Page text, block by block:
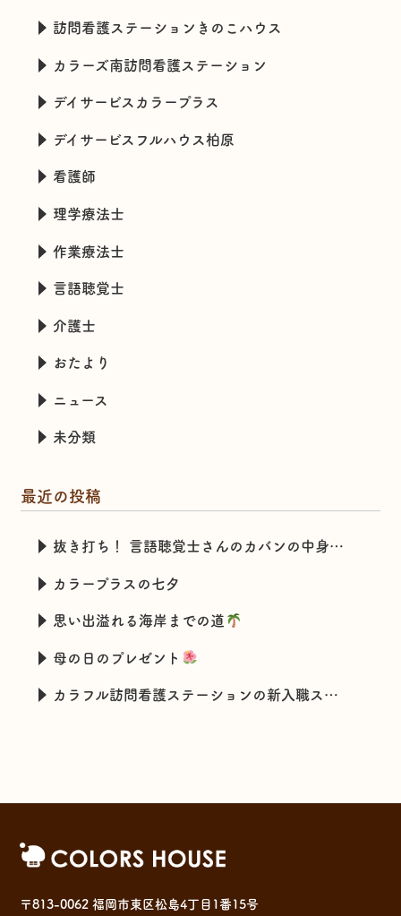
訪問看護ステーションきのこハウス
カラーズ南訪問看護ステーション
デイサービスカラープラス
デイサービスフルハウス柏原
看護師
理学療法士
作業療法士
言語聴覚士
介護士
おたより
ニュース
未分類
最近の投稿
抜き打ち！ 言語聴覚士さんのカバンの中身チェック
カラープラスの七夕
思い出溢れる海岸までの道
母の日のプレゼント
カラフル訪問看護ステーションの新入職スタッフの特技とは・・・
〒813-0062 福岡市東区松島4丁目1番15号